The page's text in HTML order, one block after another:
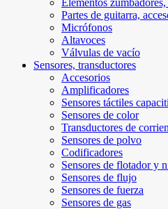
Elementos
Partes de guitarra,
Micrófonos
Altavoces
Válvulas de vacío
Sensores, transductores
Accesorios
Amplificadores
Sensores táctiles
Sensores de color
Transductores de
Sensores de polvo
Codificadores
Sensores de flotador y
Sensores de flujo
Sensores de fuerza
Sensores de gas